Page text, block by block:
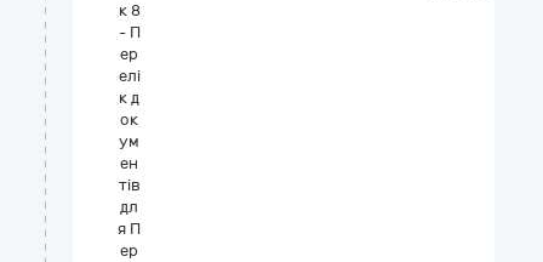
к 8
- П
ер
елі
к д
ок
ум
ен
тів
дл
я П
ер